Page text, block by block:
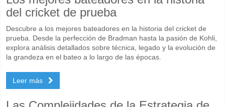
del cricket de prueba
Descubre a los mejores bateadores en la historia del cricket de
prueba. Desde la perfección de Bradman hasta la pasión de Kohli,
explora análisis detallados sobre técnica, legado y la evolución de
la grandeza en el bateo a lo largo de las épocas.
Leer más